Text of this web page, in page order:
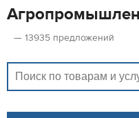
— 13935 предложений